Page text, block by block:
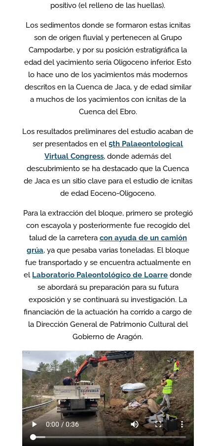
positivo (el relleno de las huellas).
Los sedimentos donde se formaron estas icnitas
son de origen fluvial y pertenecen al Grupo
Campodarbe, y por su posición estratigráfica la
edad del yacimiento sería Oligoceno inferior. Esto
lo hace uno de los yacimientos más modernos
descritos en la Cuenca de Jaca, y de edad similar
a muchos de los yacimientos con icnitas de la
Cuenca del Ebro.
Los resultados preliminares del estudio acaban de
ser presentados en el5th Palaeontological
Virtual Congress, donde además del
descubrimiento se ha destacado que la Cuenca
de Jaca es un sitio clave para el estudio de icnitas
de edad Eoceno-Oligoceno.
Para la extracción del bloque, primero se protegió
con escayola y posteriormente fue recogido del
talud de la carretera con ayuda de un camión
grúa, ya que pesaba varias toneladas. El bloque
fue transportado y se encuentra actualmente en
el Laboratorio Paleontológico de Loarre donde
se abordará su preparación para su futura
exposición y se continuará su investigación. La
financiación de la actuación ha corrido a cargo de
la Dirección General de Patrimonio Cultural del
Gobierno de Aragón.